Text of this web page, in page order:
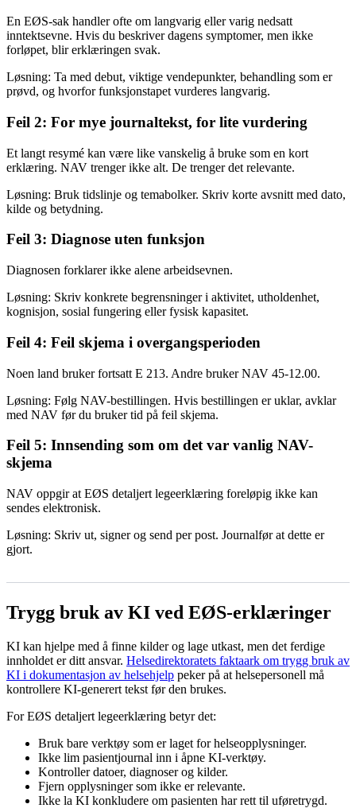
En EØS-sak handler ofte om langvarig eller varig nedsatt
inntektsevne. Hvis du beskriver dagens symptomer, men ikke
forløpet, blir erklæringen svak.
Løsning: Ta med debut, viktige vendepunkter, behandling som er
prøvd, og hvorfor funksjonstapet vurderes langvarig.
Feil 2: For mye journaltekst, for lite vurdering
Et langt resymé kan være like vanskelig å bruke som en kort
erklæring. NAV trenger ikke alt. De trenger det relevante.
Løsning: Bruk tidslinje og temabolker. Skriv korte avsnitt med dato,
kilde og betydning.
Feil 3: Diagnose uten funksjon
Diagnosen forklarer ikke alene arbeidsevnen.
Løsning: Skriv konkrete begrensninger i aktivitet, utholdenhet,
kognisjon, sosial fungering eller fysisk kapasitet.
Feil 4: Feil skjema i overgangsperioden
Noen land bruker fortsatt E 213. Andre bruker NAV 45-12.00.
Løsning: Følg NAV-bestillingen. Hvis bestillingen er uklar, avklar
med NAV før du bruker tid på feil skjema.
Feil 5: Innsending som om det var vanlig NAV-
skjema
NAV oppgir at EØS detaljert legeerklæring foreløpig ikke kan
sendes elektronisk.
Løsning: Skriv ut, signer og send per post. Journalfør at dette er
gjort.
Trygg bruk av KI ved EØS-erklæringer
KI kan hjelpe med å finne kilder og lage utkast, men det ferdige
innholdet er ditt ansvar. Helsedirektoratets faktaark om trygg bruk av
KI i dokumentasjon av helsehjelp peker på at helsepersonell må
kontrollere KI-generert tekst før den brukes.
For EØS detaljert legeerklæring betyr det:
Bruk bare verktøy som er laget for helseopplysninger.
Ikke lim pasientjournal inn i åpne KI-verktøy.
Kontroller datoer, diagnoser og kilder.
Fjern opplysninger som ikke er relevante.
Ikke la KI konkludere om pasienten har rett til uføretrygd.